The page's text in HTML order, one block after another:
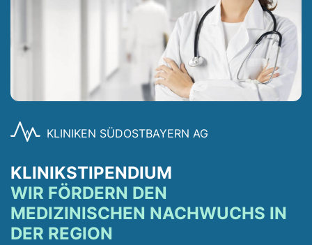
KLINIKEN SÜDOSTBAYERN AG
KLINIKSTIPENDIUM
WIR FÖRDERN DEN
MEDIZINISCHEN NACHWUCHS IN
DER REGION